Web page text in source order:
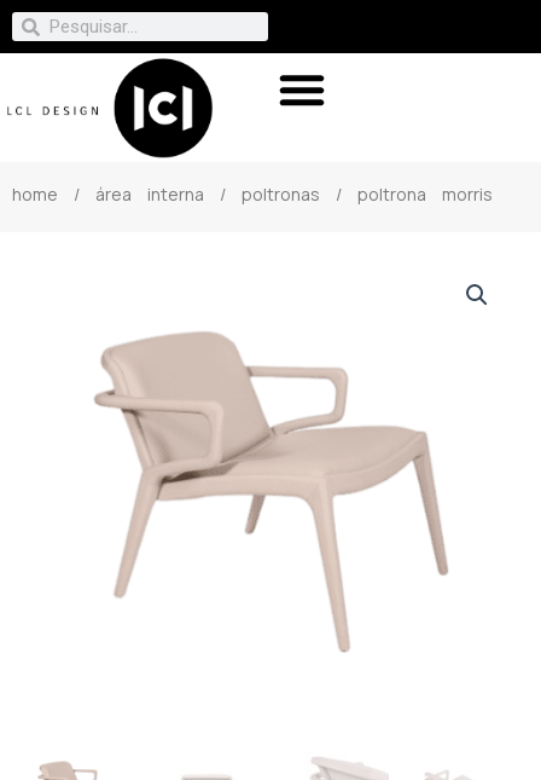
home / área interna / poltronas / poltrona morris